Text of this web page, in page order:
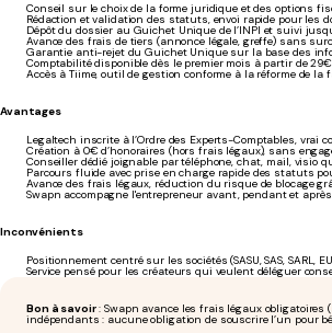
Conseil sur le choix de la forme juridique et des options
Rédaction et validation des statuts, envoi rapide pour les
Dépôt du dossier au Guichet Unique de l’INPI et suivi
Avance des frais de tiers (annonce légale, greffe) sans
Garantie anti-rejet du Guichet Unique sur la base des
Comptabilité disponible dès le premier mois à partir de
Accès à Tiime, outil de gestion conforme à la réforme de
Avantages
Legaltech inscrite à l’Ordre des Experts-Comptables, vrai
Création à 0€ d’honoraires (hors frais légaux), sans
Conseiller dédié joignable par téléphone, chat, mail, visio
Parcours fluide avec prise en charge rapide des statuts
Avance des frais légaux, réduction du risque de blocage
Swapn accompagne l'entrepreneur avant, pendant et
Inconvénients
Positionnement centré sur les sociétés (SASU, SAS, SARL,
Service pensé pour les créateurs qui veulent déléguer
Bon à savoir: Swapn avance les frais légaux obligatoires
indépendants : aucune obligation de souscrire l’un pour